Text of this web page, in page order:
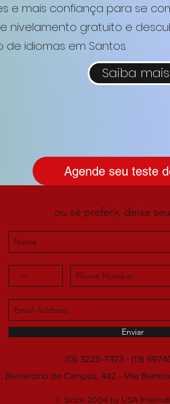
e mais confiança para se
nivelamento gratuito e
de idiomas em Santos.
Saiba mais
Agende seu teste
ou se preferir, deixe
Enviar
(13) 3225-7373 - (13)
Bernardino de Campos, 442 - Vila
© Since 2004 by USA